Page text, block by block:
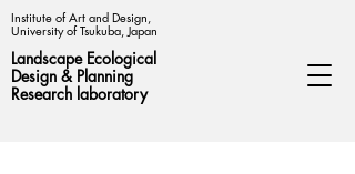
Institute of Art and Design,
University of Tsukuba, Japan
Landscape Ecological
Design & Planning
Research laboratory